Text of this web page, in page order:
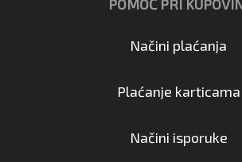
POMOĆ PRI
Načini plaćanja
Plaćanje karticama
Načini isporuke